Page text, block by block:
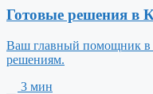
Готовые решения в
Ваш главный помощник в
решениям.
3 мин